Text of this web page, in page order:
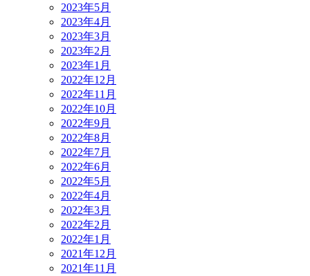
2023年5月
2023年4月
2023年3月
2023年2月
2023年1月
2022年12月
2022年11月
2022年10月
2022年9月
2022年8月
2022年7月
2022年6月
2022年5月
2022年4月
2022年3月
2022年2月
2022年1月
2021年12月
2021年11月